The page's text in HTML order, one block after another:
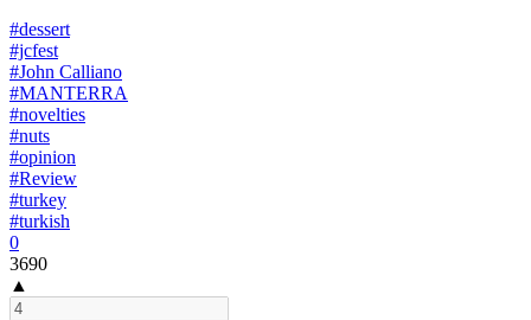
#dessert
#jcfest
#John Calliano
#MANTERRA
#novelties
#nuts
#opinion
#Review
#turkey
#turkish
0
3690
▲